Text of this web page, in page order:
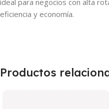
ideal para negocios con alta
eficiencia y economía.
Productos